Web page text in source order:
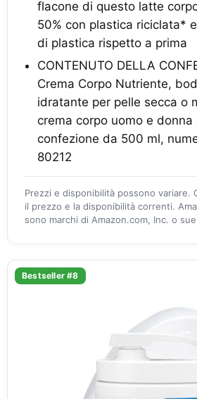
flacone di questo latte
50% con plastica riciclata*
di plastica rispetto a prima
CONTENUTO DELLA
Crema Corpo Nutriente,
idratante per pelle secca o
crema corpo uomo e donna
confezione da 500 ml,
80212
Prezzi e disponibilità possono variare.
il prezzo e la disponibilità correnti.
sono marchi di Amazon.com, Inc. o
Bestseller #8